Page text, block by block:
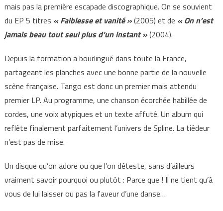
mais pas la première escapade discographique. On se souvient
du EP 5 titres « Faiblesse et vanité »(2005) et de « On n’est
jamais beau tout seul plus d’un instant »(2004).
Depuis la formation a bourlingué dans toute la France,
partageant les planches avec une bonne partie de la nouvelle
scène française. Tango est donc un premier mais attendu
premier LP. Au programme, une chanson écorchée habillée de
cordes, une voix atypiques et un texte affuté. Un album qui
reflète finalement parfaitement l’univers de Spline. La tiédeur
n’est pas de mise.
Un disque qu’on adore ou que l’on déteste, sans d’ailleurs
vraiment savoir pourquoi ou plutôt : Parce que ! Il ne tient qu’à
vous de lui laisser ou pas la faveur d’une danse…